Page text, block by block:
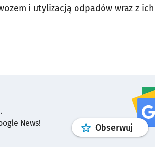
i utylizacją odpadów wraz z ich
News!
Obserwuj profil